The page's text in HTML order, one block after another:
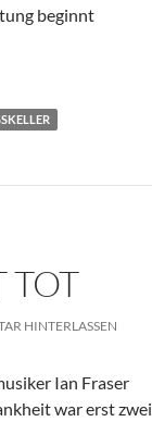
beginnt
TOT
HINTERLASSEN
Ian Fraser
war erst zwei